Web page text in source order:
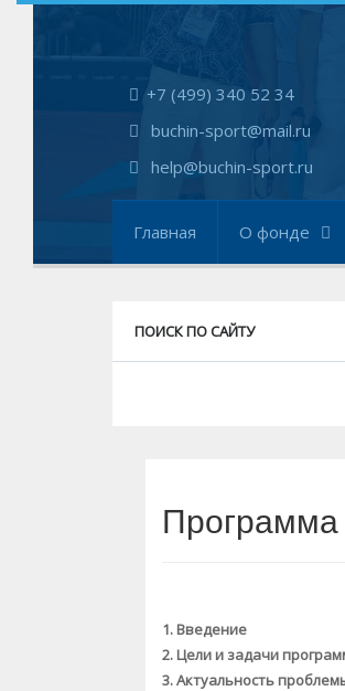
+7 (499) 340 52 34
buchin-sport@mail.ru
help@buchin-sport.ru
Главная О фонде
ПОИСК ПО САЙТУ
1. Введение
2. Цели и задачи
3. Актуальность